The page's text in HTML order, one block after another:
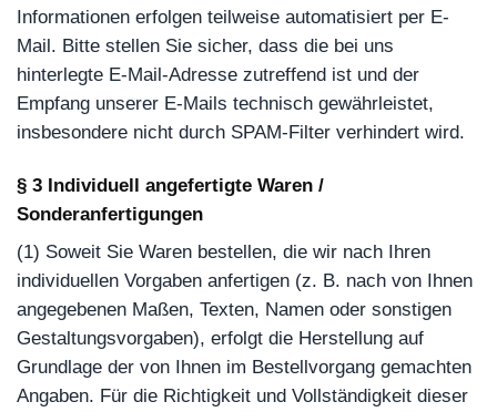
Informationen erfolgen teilweise automatisiert per E-
Mail. Bitte stellen Sie sicher, dass die bei uns
hinterlegte E-Mail-Adresse zutreffend ist und der
Empfang unserer E-Mails technisch gewährleistet,
insbesondere nicht durch SPAM-Filter verhindert wird.
§ 3 Individuell angefertigte Waren /
Sonderanfertigungen
(1) Soweit Sie Waren bestellen, die wir nach Ihren
individuellen Vorgaben anfertigen (z. B. nach von Ihnen
angegebenen Maßen, Texten, Namen oder sonstigen
Gestaltungsvorgaben), erfolgt die Herstellung auf
Grundlage der von Ihnen im Bestellvorgang gemachten
Angaben. Für die Richtigkeit und Vollständigkeit dieser